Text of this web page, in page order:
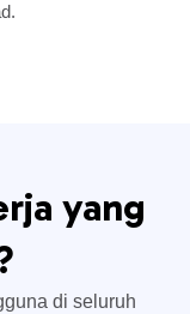
yang
di seluruh